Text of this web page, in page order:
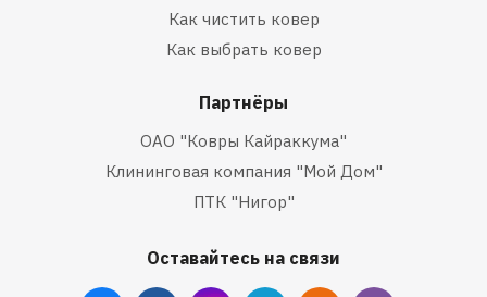
Как чистить ковер
Как выбрать ковер
Партнёры
ОАО "Ковры Кайраккума"
Клининговая компания "Мой Дом"
ПТК "Нигор"
Оставайтесь на связи